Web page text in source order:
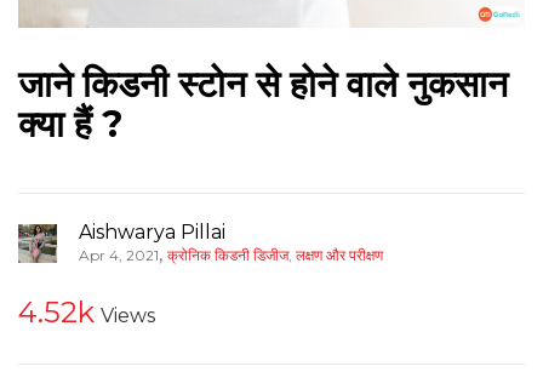
जाने किडनी स्टोन से होने वाले नुकसान
क्या हैं ?
Aishwarya Pillai
Apr 4, 2021, क्रोनिक किडनी डिजीज, लक्षण और परीक्षण
4.52k Views